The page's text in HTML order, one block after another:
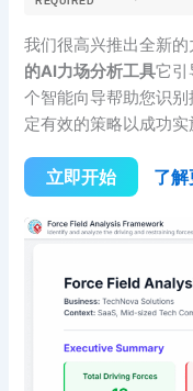
我们很高兴推出全新
的AI力场分析工具它引
个智能向导帮助您识
定有效的策略以成功实
立即开始 了